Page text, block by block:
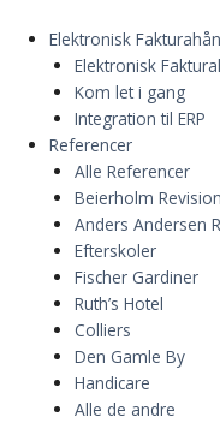
indholdet
Elektronisk
Elektronisk
Kom let i gang
Integration til ERP
Referencer
Alle Referencer
Beierholm Revision
Anders Andersen
Efterskoler
Fischer Gardiner
Ruth’s Hotel
Colliers
Den Gamle By
Handicare
Alle de andre